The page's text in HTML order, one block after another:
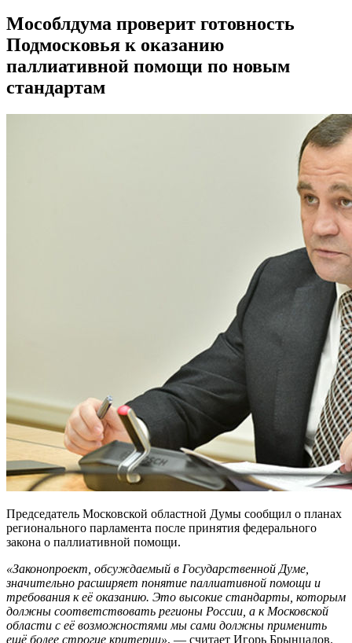
Мособлдума проверит готовность
Подмосковья к оказанию
паллиативной помощи по новым
стандартам
Председатель Московской областной Думы сообщил о планах
регионального парламента после принятия федерального
закона о паллиативной помощи.
«Законопроект, обсуждаемый в Государственной Думе,
значительно расширяет понятие паллиативной помощи и
требования к её оказанию. Это высокие стандарты, которым
должны соответствовать регионы России, а к Московской
области с её возможностями мы сами должны применить
ещё более строгие критерии», — считает Игорь Брынцалов.